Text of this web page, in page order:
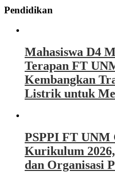
Pendidikan
Mahasiswa D4
Terapan FT
Kembangkan
Listrik untuk
PSPPI FT UNM
Kurikulum
dan Organisasi